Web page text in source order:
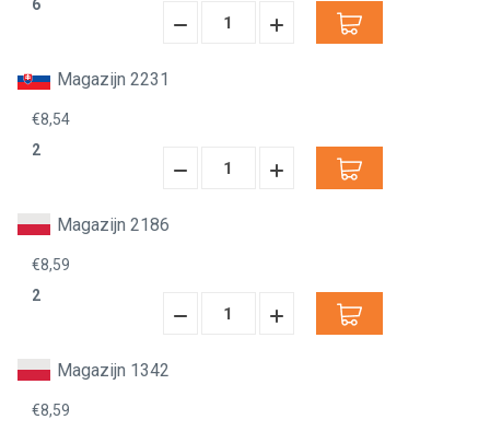
6
Hoeveelheid
Hoeveelheid
Magazijn 2231
€8,54
2
Hoeveelheid
Hoeveelheid
Magazijn 2186
€8,59
2
Hoeveelheid
Hoeveelheid
Magazijn 1342
€8,59